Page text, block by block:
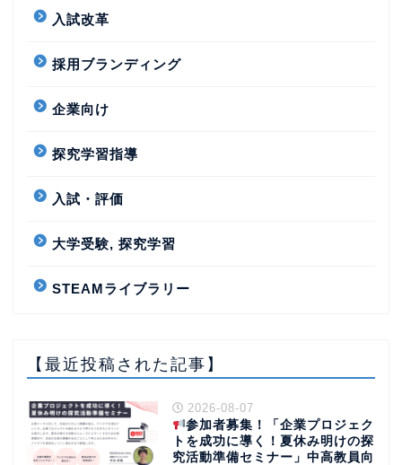
入試改革
採用ブランディング
企業向け
探究学習指導
入試・評価
大学受験, 探究学習
STEAMライブラリー
【最近投稿された記事】
2026-08-07
参加者募集！「企業プロジェク
トを成功に導く！夏休み明けの探
究活動準備セミナー」中高教員向